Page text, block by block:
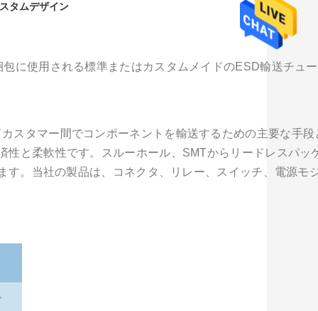
タムデザイン
に使用される標準またはカスタムメイドのESD輸送チュ
スタマー間でコンポーネントを輸送するための主要な手
と柔軟性です。スルーホール、SMTからリードレスパ
。当社の製品は、コネクタ、リレー、スイッチ、電源モ